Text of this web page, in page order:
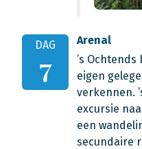
DAG
7
Arenal
’s
eigen
verkennen.
excursie
een
secundaire